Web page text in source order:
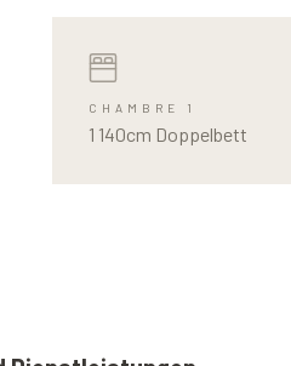
CHAMBRE 1
1 140cm Doppelbett